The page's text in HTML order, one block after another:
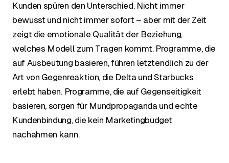
Kunden spüren den Unterschied. Nicht immer
bewusst und nicht immer sofort – aber mit der Zeit
zeigt die emotionale Qualität der Beziehung,
welches Modell zum Tragen kommt. Programme, die
auf Ausbeutung basieren, führen letztendlich zu der
Art von Gegenreaktion, die Delta und Starbucks
erlebt haben. Programme, die auf Gegenseitigkeit
basieren, sorgen für Mundpropaganda und echte
Kundenbindung, die kein Marketingbudget
nachahmen kann.